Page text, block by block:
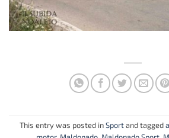
This entry was posted inSportand tagged